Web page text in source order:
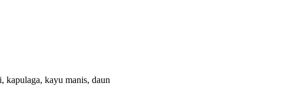
kapulaga, kayu manis, daun